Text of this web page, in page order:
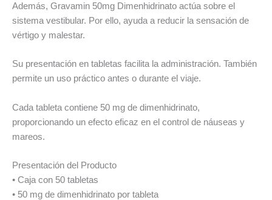
Además, Gravamin 50mg Dimenhidrinato actúa sobre el
sistema vestibular. Por ello, ayuda a reducir la sensación de
vértigo y malestar.
Su presentación en tabletas facilita la administración. También
permite un uso práctico antes o durante el viaje.
Cada tableta contiene 50 mg de dimenhidrinato,
proporcionando un efecto eficaz en el control de náuseas y
mareos.
Presentación del Producto
• Caja con 50 tabletas
• 50 mg de dimenhidrinato por tableta